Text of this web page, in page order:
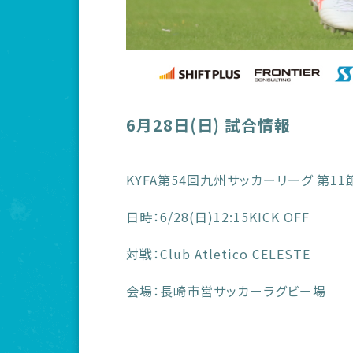
6月28日(日) 試合情報
KYFA第54回九州サッカーリーグ 第11
日時：6/28(日)12:15KICK OFF
対戦：Club Atletico CELESTE
会場：長崎市営サッカーラグビー場